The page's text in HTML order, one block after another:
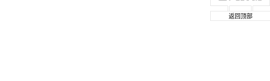
返回顶部